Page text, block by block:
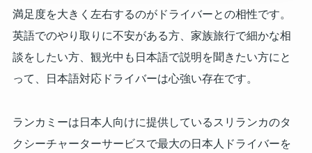
満足度を大きく左右するのがドライバーとの相性です。
英語でのやり取りに不安がある方、家族旅行で細かな相
談をしたい方、観光中も日本語で説明を聞きたい方にと
って、日本語対応ドライバーは心強い存在です。
ランカミーは日本人向けに提供しているスリランカのタ
クシーチャーターサービスで最大の日本人ドライバーを